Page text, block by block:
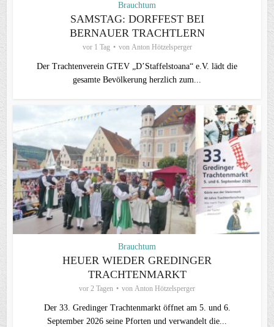
Brauchtum
SAMSTAG: DORFFEST BEI
BERNAUER TRACHTLERN
vor 1 Tag von Anton Hötzelsperger
Der Trachtenverein GTEV „D’Staffelstoana“ e.V. lädt die
gesamte Bevölkerung herzlich zum...
Brauchtum
HEUER WIEDER GREDINGER
TRACHTENMARKT
vor 2 Tagen von Anton Hötzelsperger
Der 33. Gredinger Trachtenmarkt öffnet am 5. und 6.
September 2026 seine Pforten und verwandelt die...